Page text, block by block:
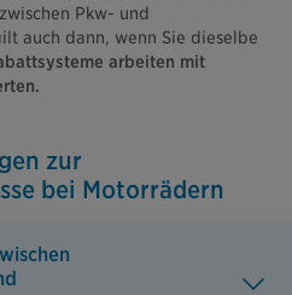
Pkw- und
auch dann, wenn Sie dieselbe
arbeiten mit
zur
bei Motorrädern